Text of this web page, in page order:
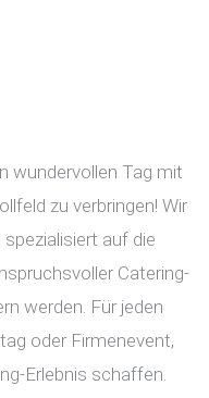
wundervollen Tag mit
zu verbringen! Wir
auf die
Catering-
werden. Für jeden
oder Firmenevent,
Erlebnis schaffen.